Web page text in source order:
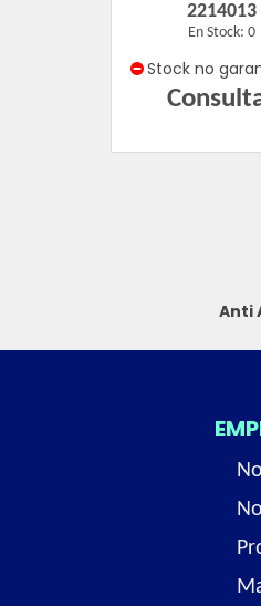
2214013
En Stock: 0
Stock no
Anti